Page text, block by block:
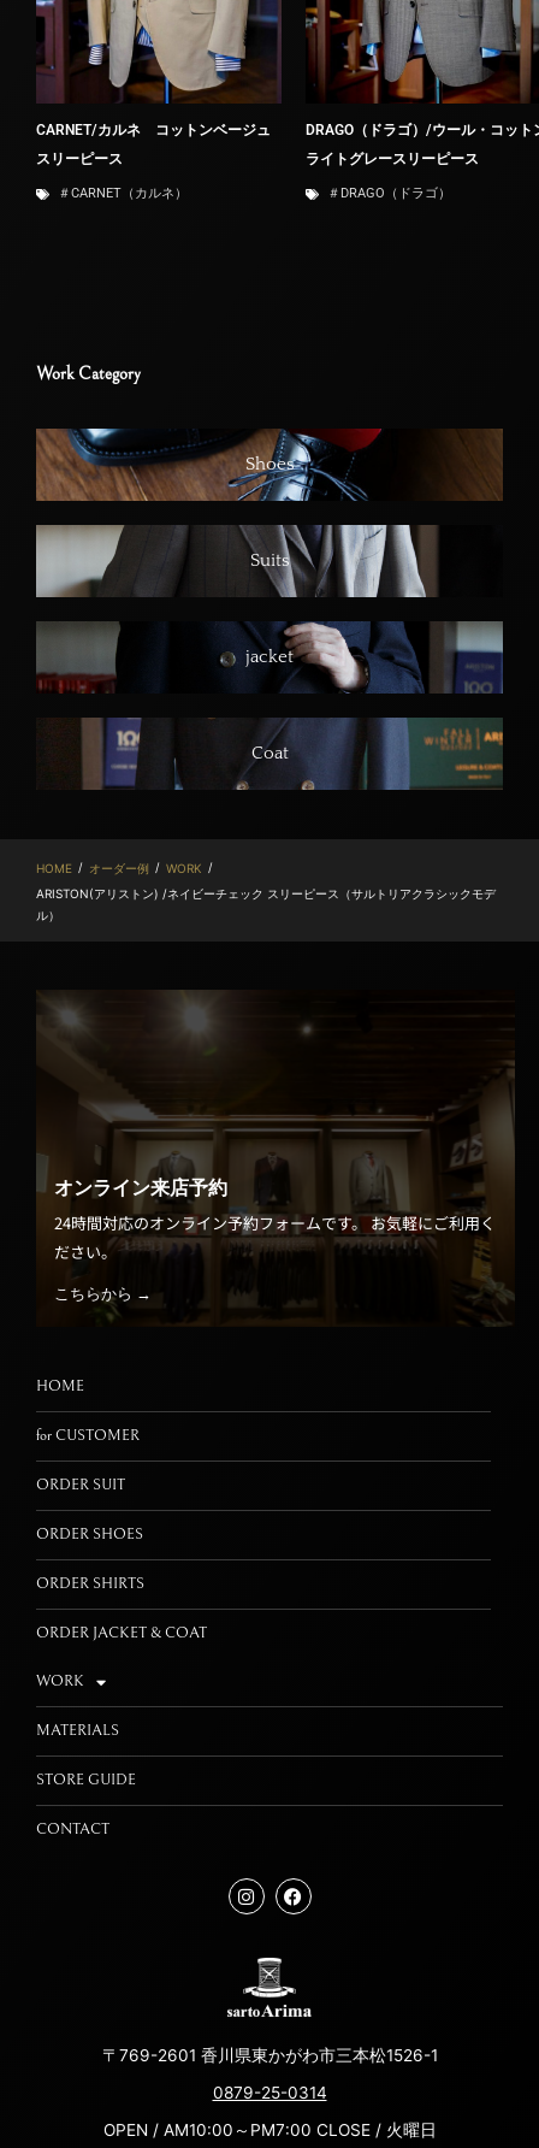
CARNET/カルネ コットンベージュ
スリーピース
＃CARNET（カルネ）
DRAGO（ドラゴ）/ウール・コット
ライトグレースリーピース
＃DRAGO（ドラゴ）
Work Category
Shoes
Suits
jacket
Coat
HOME / オーダー例 / WORK /
ARISTON(アリストン) /ネイビーチェック スリーピース（サルトリアクラシックモデ
ル）
〒769-2601 香川県東かがわ市三本松1526-1
0879-25-0314
OPEN / AM10:00～PM7:00 CLOSE / 火曜日
オンライン来店予約
24時間対応のオンライン予約フォームです。 お気軽にご利用く
ださい。
こちらから →
HOME
for CUSTOMER
ORDER SUIT
ORDER SHOES
ORDER SHIRTS
ORDER JACKET & COAT
WORK
MATERIALS
STORE GUIDE
CONTACT